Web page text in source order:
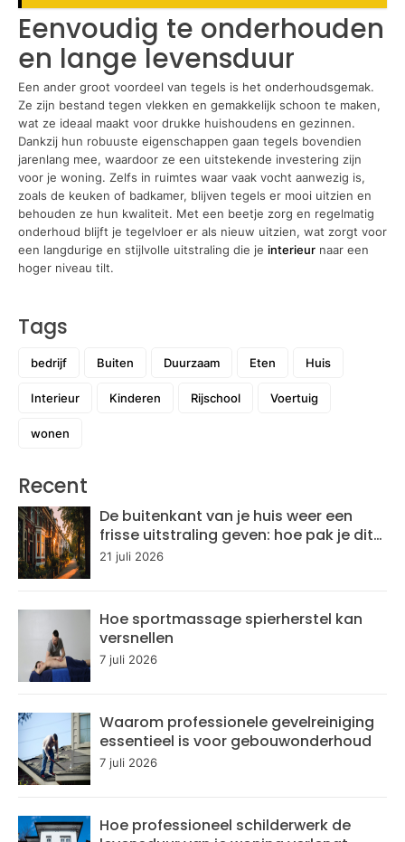
Eenvoudig te onderhouden
en lange levensduur
Een ander groot voordeel van tegels is het onderhoudsgemak.
Ze zijn bestand tegen vlekken en gemakkelijk schoon te maken,
wat ze ideaal maakt voor drukke huishoudens en gezinnen.
Dankzij hun robuuste eigenschappen gaan tegels bovendien
jarenlang mee, waardoor ze een uitstekende investering zijn
voor je woning. Zelfs in ruimtes waar vaak vocht aanwezig is,
zoals de keuken of badkamer, blijven tegels er mooi uitzien en
behouden ze hun kwaliteit. Met een beetje zorg en regelmatig
onderhoud blijft je tegelvloer er als nieuw uitzien, wat zorgt voor
een langdurige en stijlvolle uitstraling die je interieur naar een
hoger niveau tilt.
Tags
bedrijf Buiten Duurzaam Eten Huis
Interieur Kinderen Rijschool Voertuig
wonen
Recent
De buitenkant van je huis weer een
frisse uitstraling geven: hoe pak je dit
aan?
21 juli 2026
Hoe sportmassage spierherstel kan
versnellen
7 juli 2026
Waarom professionele gevelreiniging
essentieel is voor gebouwonderhoud
7 juli 2026
Hoe professioneel schilderwerk de